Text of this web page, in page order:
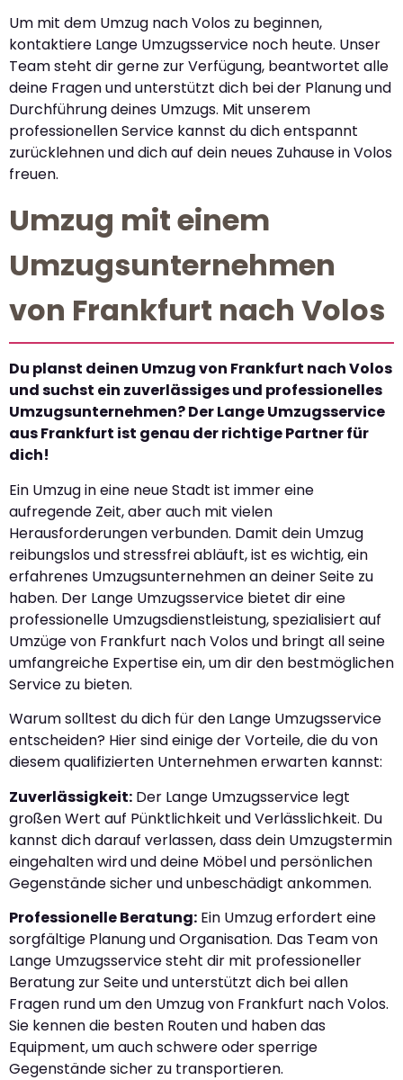
Um mit dem Umzug nach Volos zu beginnen,
kontaktiere Lange Umzugsservice noch heute. Unser
Team steht dir gerne zur Verfügung, beantwortet alle
deine Fragen und unterstützt dich bei der Planung und
Durchführung deines Umzugs. Mit unserem
professionellen Service kannst du dich entspannt
zurücklehnen und dich auf dein neues Zuhause in Volos
freuen.
Umzug mit einem
Umzugsunternehmen
von Frankfurt nach Volos
Du planst deinen Umzug von Frankfurt nach Volos
und suchst ein zuverlässiges und professionelles
Umzugsunternehmen? Der Lange Umzugsservice
aus Frankfurt ist genau der richtige Partner für
dich!
Ein Umzug in eine neue Stadt ist immer eine
aufregende Zeit, aber auch mit vielen
Herausforderungen verbunden. Damit dein Umzug
reibungslos und stressfrei abläuft, ist es wichtig, ein
erfahrenes Umzugsunternehmen an deiner Seite zu
haben. Der Lange Umzugsservice bietet dir eine
professionelle Umzugsdienstleistung, spezialisiert auf
Umzüge von Frankfurt nach Volos und bringt all seine
umfangreiche Expertise ein, um dir den bestmöglichen
Service zu bieten.
Warum solltest du dich für den Lange Umzugsservice
entscheiden? Hier sind einige der Vorteile, die du von
diesem qualifizierten Unternehmen erwarten kannst:
Zuverlässigkeit: Der Lange Umzugsservice legt
großen Wert auf Pünktlichkeit und Verlässlichkeit. Du
kannst dich darauf verlassen, dass dein Umzugstermin
eingehalten wird und deine Möbel und persönlichen
Gegenstände sicher und unbeschädigt ankommen.
Professionelle Beratung: Ein Umzug erfordert eine
sorgfältige Planung und Organisation. Das Team von
Lange Umzugsservice steht dir mit professioneller
Beratung zur Seite und unterstützt dich bei allen
Fragen rund um den Umzug von Frankfurt nach Volos.
Sie kennen die besten Routen und haben das
Equipment, um auch schwere oder sperrige
Gegenstände sicher zu transportieren.